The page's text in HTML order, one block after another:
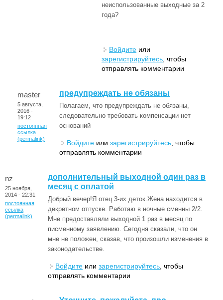
неиспользованные выходные за 2
года?
Войдите или
зарегистрируйтесь , чтобы
отправлять комментарии
master
5 августа,
2016 -
19:12
постоянная
ссылка
(permalink)
предупреждать не обязаны
Полагаем, что предупреждать не обязаны,
следовательно требовать компенсации нет
оснований
Войдите или зарегистрируйтесь , чтобы
отправлять комментарии
nz
25 ноября,
2014 - 22:31
постоянная
ссылка
(permalink)
дополнительный выходной один раз в
месяц с оплатой
Добрый вечер!Я отец 3-их деток.Жена находится в
декретном отпуске. Работаю в ночные сменны 2/2.
Мне предоставляли выходной 1 раз в месяц по
писменному заявлению. Сегодня сказали, что он
мне не положен, сказав, что произошли изменения в
законодательстве.
Войдите или зарегистрируйтесь , чтобы
отправлять комментарии